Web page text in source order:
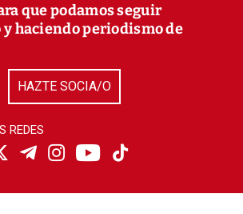
que podamos seguir
haciendo periodismo de
HAZTE SOCIA/O
REDES